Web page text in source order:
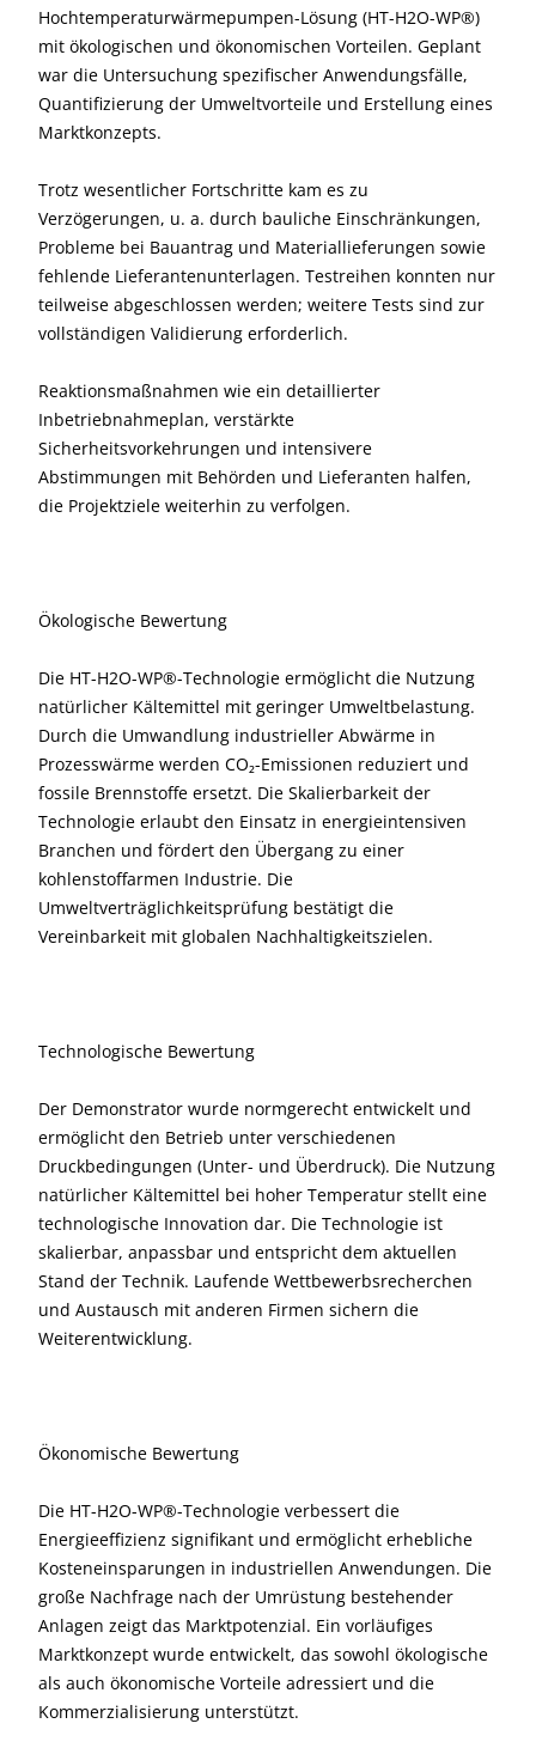
Hochtemperaturwärmepumpen-Lösung (HT-H2O-WP®)
mit ökologischen und ökonomischen Vorteilen. Geplant
war die Untersuchung spezifischer Anwendungsfälle,
Quantifizierung der Umweltvorteile und Erstellung eines
Marktkonzepts.
Trotz wesentlicher Fortschritte kam es zu
Verzögerungen, u. a. durch bauliche Einschränkungen,
Probleme bei Bauantrag und Materiallieferungen sowie
fehlende Lieferantenunterlagen. Testreihen konnten nur
teilweise abgeschlossen werden; weitere Tests sind zur
vollständigen Validierung erforderlich.
Reaktionsmaßnahmen wie ein detaillierter
Inbetriebnahmeplan, verstärkte
Sicherheitsvorkehrungen und intensivere
Abstimmungen mit Behörden und Lieferanten halfen,
die Projektziele weiterhin zu verfolgen.
Ökologische Bewertung
Die HT-H2O-WP®-Technologie ermöglicht die Nutzung
natürlicher Kältemittel mit geringer Umweltbelastung.
Durch die Umwandlung industrieller Abwärme in
Prozesswärme werden CO₂-Emissionen reduziert und
fossile Brennstoffe ersetzt. Die Skalierbarkeit der
Technologie erlaubt den Einsatz in energieintensiven
Branchen und fördert den Übergang zu einer
kohlenstoffarmen Industrie. Die
Umweltverträglichkeitsprüfung bestätigt die
Vereinbarkeit mit globalen Nachhaltigkeitszielen.
Technologische Bewertung
Der Demonstrator wurde normgerecht entwickelt und
ermöglicht den Betrieb unter verschiedenen
Druckbedingungen (Unter- und Überdruck). Die Nutzung
natürlicher Kältemittel bei hoher Temperatur stellt eine
technologische Innovation dar. Die Technologie ist
skalierbar, anpassbar und entspricht dem aktuellen
Stand der Technik. Laufende Wettbewerbsrecherchen
und Austausch mit anderen Firmen sichern die
Weiterentwicklung.
Ökonomische Bewertung
Die HT-H2O-WP®-Technologie verbessert die
Energieeffizienz signifikant und ermöglicht erhebliche
Kosteneinsparungen in industriellen Anwendungen. Die
große Nachfrage nach der Umrüstung bestehender
Anlagen zeigt das Marktpotenzial. Ein vorläufiges
Marktkonzept wurde entwickelt, das sowohl ökologische
als auch ökonomische Vorteile adressiert und die
Kommerzialisierung unterstützt.